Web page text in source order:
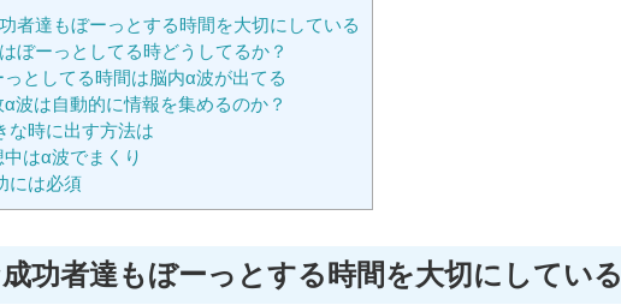
者達もぼーっとする時間を大切にしている
ぼーっとしてる時どうしてるか？
っとしてる時間は脳内α波が出てる
波は自動的に情報を集めるのか？
な時に出す方法は
中はα波でまくり
には必須
功者達もぼーっとする時間を大切にしている